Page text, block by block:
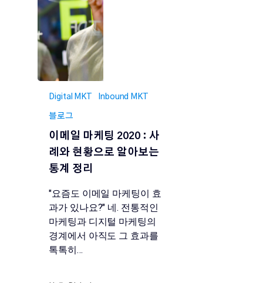
Digital MKT Inbound MKT
블로그
이메일 마케팅 2020 : 사
례와 현황으로 알아보는
통계 정리
"요즘도 이메일 마케팅이 효
과가 있나요?" 네. 전통적인
마케팅과 디지털 마케팅의
경계에서 아직도 그 효과를
톡톡히…